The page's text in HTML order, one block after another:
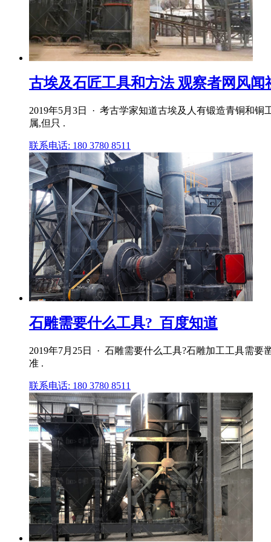
古埃及石匠工具和方法 观察者网风闻
2019年5月3日 · 考古学家知道古埃及人有锻造青铜和
属,但只 .
联系电话: 180 3780 8511
石雕需要什么工具?_百度知道
2019年7月25日 · 石雕需要什么工具?石雕加工工具需
准 .
联系电话: 180 3780 8511